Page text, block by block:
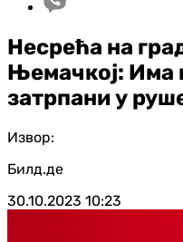
Несрећа на
Њемачкој: Има
затрпани у
Извор:
Билд.де
30.10.2023 10:23